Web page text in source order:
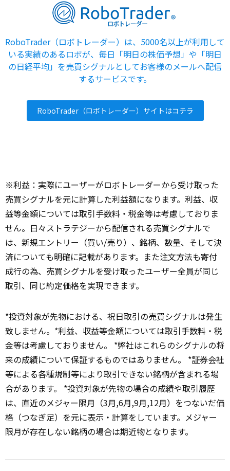
RoboTrader（ロボトレーダー）は、5000名以上が利用して
いる実績のあるロボが、毎日「明日の株価予想」や「明日
の日経平均」を売買シグナルとしてお客様のメールへ配信
するサービスです。
RoboTrader（ロボトレーダー）サイトはコチラ
※利益：実際にユーザーがロボトレーダーから受け取った
売買シグナルを元に計算した利益額になります。利益、収
益等金額については取引手数料・税金等は考慮しておりま
せん。日々ストラテジーから配信される売買シグナルで
は、新規エントリー（買い/売り）、銘柄、数量、そして決
済についても明確に記載があります。また注文方法も寄付
成行の為、売買シグナルを受け取ったユーザー全員が同じ
取引、同じ約定価格を実現できます。
*投資対象が先物における、祝日取引の売買シグナルは発生
致しません。*利益、収益等金額については取引手数料・税
金等は考慮しておりません。 *弊社はこれらのシグナルの将
来の成績について保証するものではありません。 *証券会社
等による各種規制等により取引できない銘柄が含まれる場
合があります。 *投資対象が先物の場合の成績や取引履歴
は、直近のメジャー限月（3月,6月,9月,12月）をつないだ価
格（つなぎ足）を元に表示・計算をしています。メジャー
限月が存在しない銘柄の場合は期近物となります。